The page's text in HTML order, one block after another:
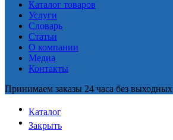
Каталог товаров
Услуги
Словарь
Статьи
О компании
Медиа
Контакты
Принимаем заказы 24 часа без выходных
Каталог
Закрыть